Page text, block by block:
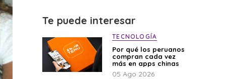
Te puede interesar
TECNOLOGÍA
Por qué los peruanos
compran cada vez
más en apps chinas
05 Ago 2026